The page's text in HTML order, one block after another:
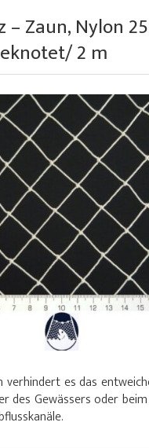
Zaun, Nylon
2 m
verhindert es das
des Gewässers oder